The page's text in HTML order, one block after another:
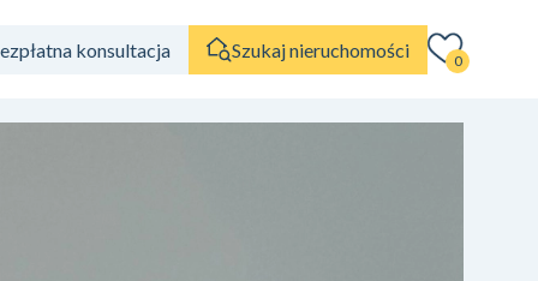
konsultacja Szukaj nieruchomości 0